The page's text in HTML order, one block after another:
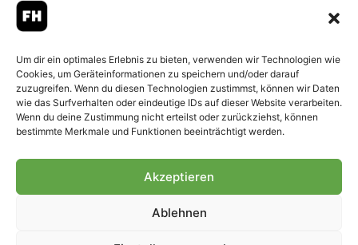
Um dir ein optimales Erlebnis zu bieten, verwenden wir Technologien wie
Cookies, um Geräteinformationen zu speichern und/oder darauf
zuzugreifen. Wenn du diesen Technologien zustimmst, können wir Daten
wie das Surfverhalten oder eindeutige IDs auf dieser Website verarbeiten.
Wenn du deine Zustimmung nicht erteilst oder zurückziehst, können
bestimmte Merkmale und Funktionen beeinträchtigt werden.
Akzeptieren
Ablehnen
© 2007-2026 Fohlen-Hautnah.de
– Alle rechte vorbehalten.
Fohlen-Hautnah.de ist ein
offiziell eingetragenes Magazin